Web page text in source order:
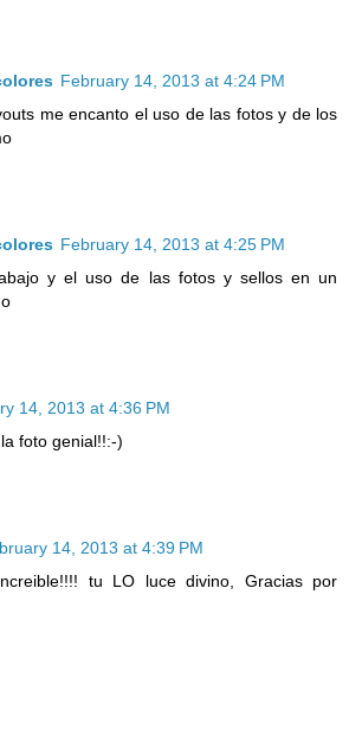
February 14, 2013 at 4:24 PM
me encanto el uso de las fotos y de los
February 14, 2013 at 4:25 PM
y el uso de las fotos y sellos en un
14, 2013 at 4:36 PM
foto genial!!:-)
14, 2013 at 4:39 PM
tu LO luce divino, Gracias por